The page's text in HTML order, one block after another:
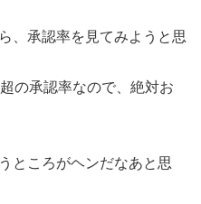
、承認率を見てみようと思
の承認率なので、絶対お
ところがヘンだなあと思